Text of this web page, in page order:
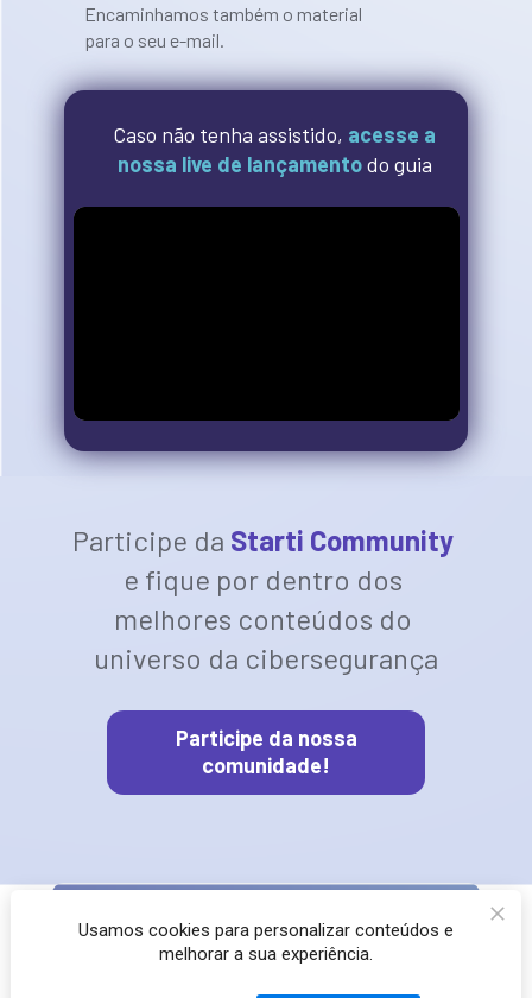
Caso não tenha assistido, acesse a
nossa live de lançamento do guia
Encaminhamos também o material
para o seu e-mail.
Participe da
e fique por dentro dos
melhores conteúdos do
universo da cibersegurança
Participe da nossa
comunidade!
Usamos cookies para personalizar conteúdos e
melhorar a sua experiência.